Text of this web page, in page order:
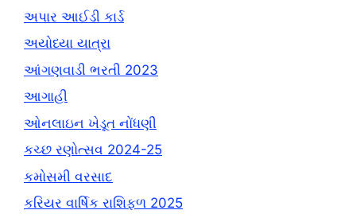
અપાર આઈડી કાર્ડ
અયોધ્યા યાત્રા
આંગણવાડી ભરતી 2023
આગાહી
ઓનલાઇન ખેડૂત નોંધણી
કચ્છ રણોત્સવ 2024-25
કમોસમી વરસાદ
કરિયર વાર્ષિક રાશિફળ 2025